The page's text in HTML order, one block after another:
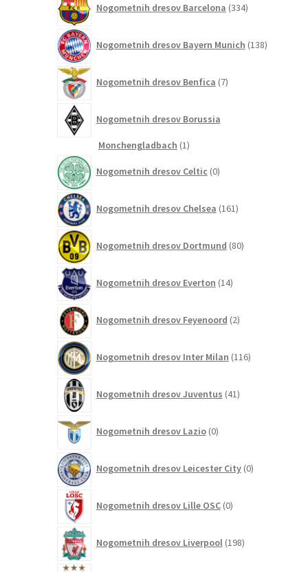
Nogometnih dresov Barcelona 334izdelkov
Nogometnih dresov Bayern Munich 138izdelkov
Nogometnih dresov Benfica 7izdelkov
Nogometnih dresov Borussia
Monchengladbach 11
Nogometnih dresov Celtic 0izdelkov
Nogometnih dresov Chelsea 161izdelkov
Nogometnih dresov Dortmund 80izdelkov
Nogometnih dresov Everton 14izdelkov
Nogometnih dresov Feyenoord 2izdelka
Nogometnih dresov Inter Milan 116izdelkov
Nogometnih dresov Juventus 41izdelkov
Nogometnih dresov Lazio 0izdelkov
Nogometnih dresov Leicester City 0izdelkov
Nogometnih dresov Lille OSC 0izdelkov
Nogometnih dresov Liverpool 198izdelkov